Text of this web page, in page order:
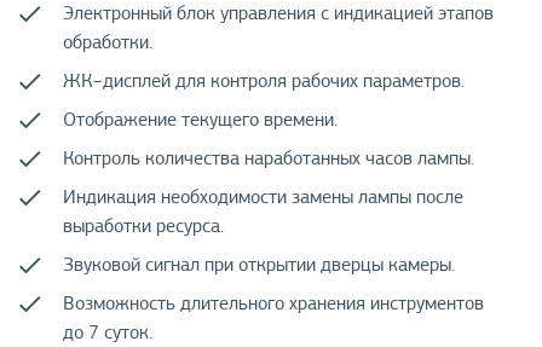
Электронный блок управления с индикацией этапов
обработки.
ЖК−дисплей для контроля рабочих параметров.
Отображение текущего времени.
Контроль количества наработанных часов лампы.
Индикация необходимости замены лампы после
выработки ресурса.
Звуковой сигнал при открытии дверцы камеры.
Возможность длительного хранения инструментов
до 7 суток.